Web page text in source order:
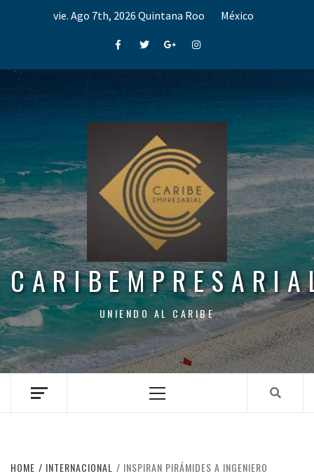
vie. Ago 7th, 2026 Quintana Roo México
FacebookTwitterGoogle+Instagram
UNIENDO AL CARIBE
Menu
HOME INTERNACIONAL
INSPIRAN PIRÁMIDES A INGENIERO